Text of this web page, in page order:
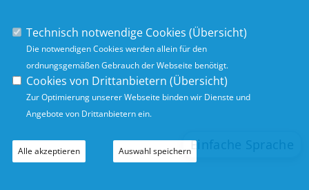
Technisch notwendige Cookies (Übersicht)
Die notwendigen Cookies werden allein für den
ordnungsgemäßen Gebrauch der Webseite benötigt.
Cookies von Drittanbietern (Übersicht)
Zur Optimierung unserer Webseite binden wir Dienste und
Angebote von Drittanbietern ein.
Alle akzeptieren Auswahl speichern